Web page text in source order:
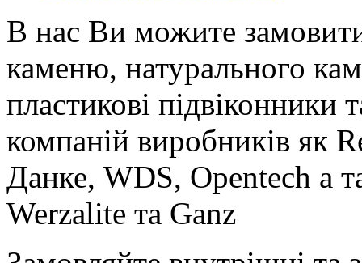
В нас Ви можите
каменю, натурального
пластикові підвіконники
компаній виробників як
Данке, WDS, Opentech а
Werzalite та Ganz